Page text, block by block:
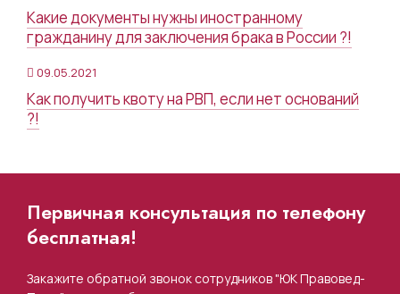
Какие документы нужны иностранному
гражданину для заключения брака в России ?!
09.05.2021
Как получить квоту на РВП, если нет оснований
?!
Первичная консультация по телефону
бесплатная!
Закажите обратной звонок сотрудников "ЮК Правовед-